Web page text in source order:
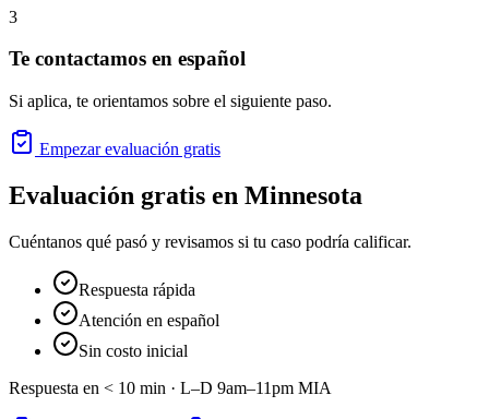
3
Te contactamos en español
Si aplica, te orientamos sobre el siguiente paso.
Empezar evaluación gratis
Evaluación gratis en Minnesota
Cuéntanos qué pasó y revisamos si tu caso podría calificar.
Respuesta rápida
Atención en español
Sin costo inicial
Respuesta en < 10 min · L–D 9am–11pm MIA